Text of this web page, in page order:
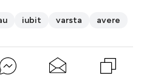
iubit varsta avere